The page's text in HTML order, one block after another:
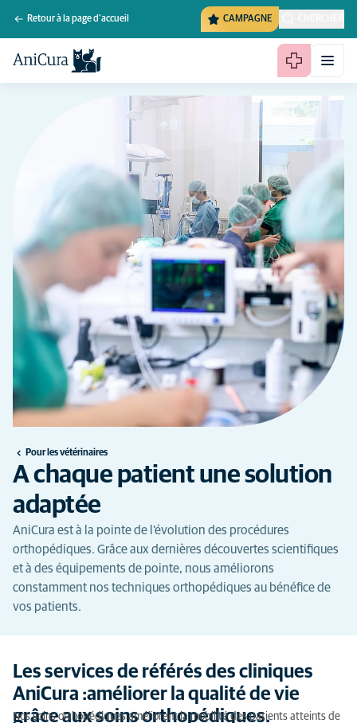
Retour à la page d'accueil CAMPAGNE
Pour les vétérinaires
A chaque patient une solution
adaptée
AniCura est à la pointe de l'évolution des procédures
orthopédiques. Grâce aux dernières découvertes scientifiques
et à des équipements de pointe, nous améliorons
constamment nos techniques orthopédiques au bénéfice de
vos patients.
Les services de référés des cliniques
AniCura :améliorer la qualité de vie
grâce aux soins orthopédiques.
Nos soins orthopédiques améliorent la mobilité des patients atteints de